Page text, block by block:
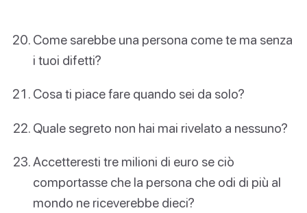
Come sarebbe una persona come te ma senza
i tuoi difetti?
Cosa ti piace fare quando sei da solo?
Quale segreto non hai mai rivelato a nessuno?
Accetteresti tre milioni di euro se ciò
comportasse che la persona che odi di più al
mondo ne riceverebbe dieci?